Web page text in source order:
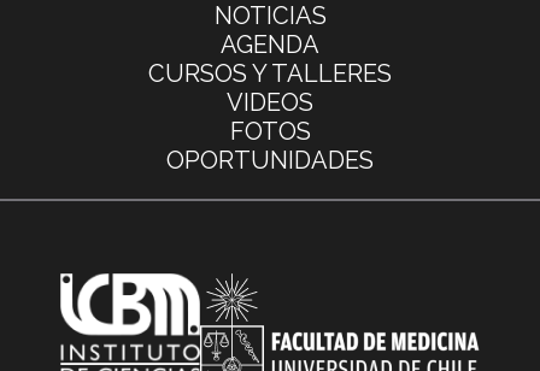
NOTICIAS
AGENDA
CURSOS Y TALLERES
VIDEOS
FOTOS
OPORTUNIDADES